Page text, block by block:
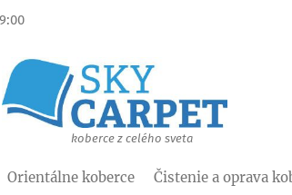
koberce z celého sveta
Orientálne koberce Čistenie a oprava